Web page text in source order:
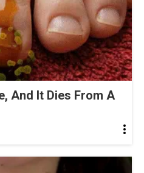
And It Dies From A